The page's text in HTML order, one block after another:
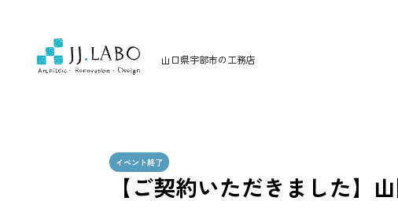
山口県宇部市の工務店
イベント終了
【ご契約いただきました】